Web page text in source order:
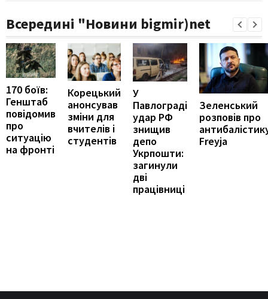
Всередині "Новини bigmir)net
170 боїв:
Генштаб
повідомив
про
ситуацію
на фронті
Корецький
анонсував
зміни для
вчителів і
студентів
У
Павлограді
удар РФ
знищив
депо
Укрпошти:
загинули
дві
працівниці
Зеленський
розповів про
Freyja